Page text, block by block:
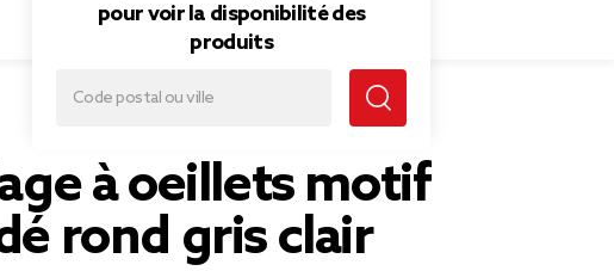
pour voir la disponibilité des
produits
à oeillets motif
rond gris clair